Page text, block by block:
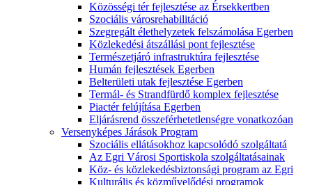
Közösségi tér fejlesztése az Érsekkertben
Szociális városrehabilitáció
Szegregált élethelyzetek felszámolása Egerben
Közlekedési átszállási pont fejlesztése
Természetjáró infrastruktúra fejlesztése
Humán fejlesztések Egerben
Belterületi utak fejlesztése Egerben
Termál- és Strandfürdő komplex fejlesztése
Piactér felújítása Egerben
Eljárásrend összeférhetetlenségre vonatkozóan
Versenyképes Járások Program
Szociális ellátásokhoz kapcsolódó szolgáltatá
Az Egri Városi Sportiskola szolgáltatásainak
Köz- és közlekedésbiztonsági program az Egri
Kulturális és közművelődési programok